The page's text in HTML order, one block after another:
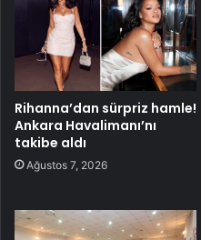
Rihanna’dan sürpriz hamle!
Ankara Havalimanı’nı
takibe aldı
Ağustos 7, 2026